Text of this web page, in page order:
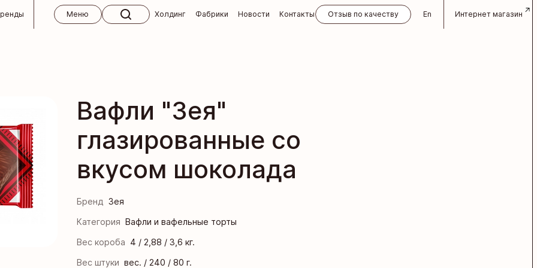
изделия ручной работы
СНГ
Меню
Холдинг
абитуриентам
Фабрики
фабрика «Ясная Поляна»
кондитерская фабрика
фабрика им. К. Самойловой
кондитерская фабрика
Новости Контакты
«Алёнка»
Отзыв по качеству
En
Интернет магазин
Вафли "Зея"
глазированные со
вкусом шоколада
Бренд Зея
Категория Вафли и вафельные торты
Вес короба 4 / 2,88 / 3,6 кг.
Вес штуки вес. / 240 / 80 г.